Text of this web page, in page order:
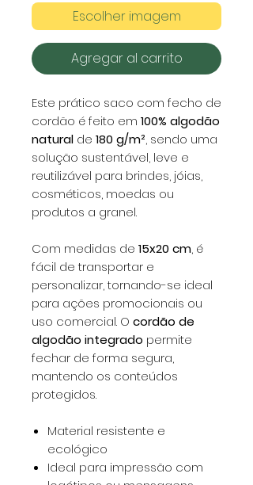
Escolher imagem
Agregar al carrito
Este prático saco com fecho de
cordão é feito em 100% algodão
natural de 180 g/m², sendo uma
solução sustentável, leve e
reutilizável para brindes, jóias,
cosméticos, moedas ou
produtos a granel.
Com medidas de 15x20 cm, é
fácil de transportar e
personalizar, tornando-se ideal
para ações promocionais ou
uso comercial. O cordão de
algodão integrado permite
fechar de forma segura,
mantendo os conteúdos
protegidos.
Material resistente e
ecológico
Ideal para impressão com